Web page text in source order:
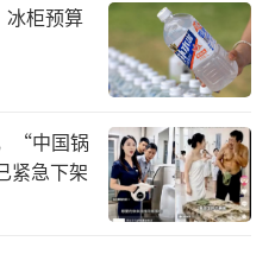
衔的溜溜梅冲击IPO并
四次冲击IPO。此前，
无果，2025年4月和10
推进，此次已是第四次
冰柜预算
“中国锅
紧急下架